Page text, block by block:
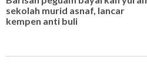
sekolah murid asnaf, lancar
kempen anti buli